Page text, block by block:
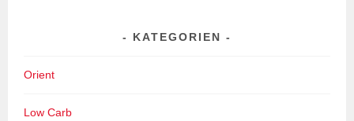
KATEGORIEN
Orient
Low Carb